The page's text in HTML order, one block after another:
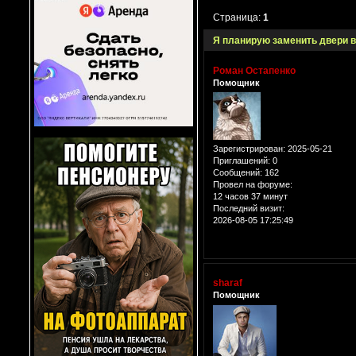
Я планирую заменить двери
Страница:1
Роман Остапенко
Помощник
Зарегистрирован: 2025-05-21
Приглашений: 0
Сообщений: 162
Провел на форуме:
12 часов 37 минут
Последний визит:
2026-08-05 17:25:49
sharaf
Помощник